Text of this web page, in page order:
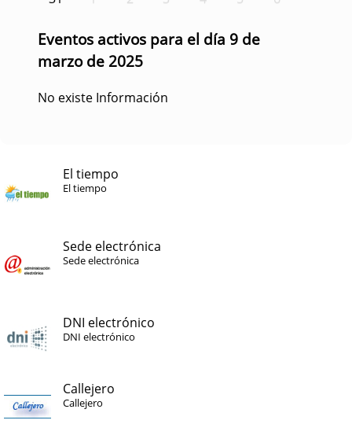
Eventos activos para el día 9 de
marzo de 2025
No existe Información
El tiempo
El tiempo
Sede electrónica
Sede electrónica
DNI electrónico
DNI electrónico
Callejero
Callejero